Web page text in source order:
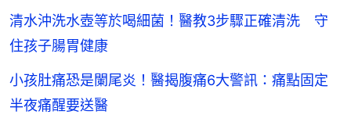
清水沖洗水壺等於喝細菌！醫教3步驟正確清洗 守
住孩子腸胃健康
小孩肚痛恐是闌尾炎！醫揭腹痛6大警訊：痛點固定
半夜痛醒要送醫